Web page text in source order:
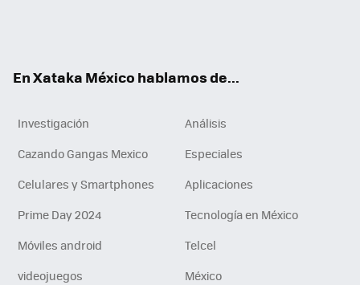
En Xataka México hablamos de...
Investigación
Análisis
Cazando Gangas Mexico
Especiales
Celulares y Smartphones
Aplicaciones
Prime Day 2024
Tecnología en México
Móviles android
Telcel
videojuegos
México